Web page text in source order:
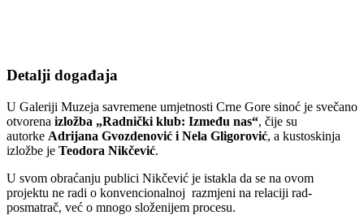
Detalji događaja
U Galeriji Muzeja savremene umjetnosti Crne Gore sinoć je svečano
otvorena izložba „Radnički klub: Između nas“, čije su
autorke Adrijana Gvozdenović i Nela Gligorović, a kustoskinja
izložbe je Teodora Nikčević.
U svom obraćanju publici Nikčević je istakla da se na ovom
projektu ne radi o konvencionalnoj razmjeni na relaciji rad-
posmatrač, već o mnogo složenijem procesu.